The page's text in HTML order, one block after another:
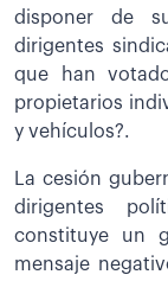
disponer de
dirigentes
que han
propietarios
y vehículos?.
La cesión
dirigentes
constituye un
mensaje